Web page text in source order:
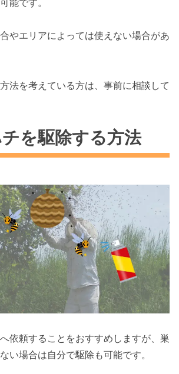
やエリアによっては使えない場合があ
法を考えている方は、事前に相談して
を駆除する方法
依頼することをおすすめしますが、巣
い場合は自分で駆除も可能です。